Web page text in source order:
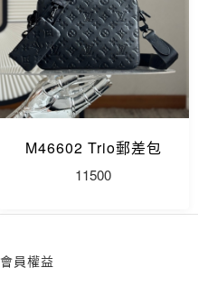
M46602 Trio郵差包
11500
會員權益